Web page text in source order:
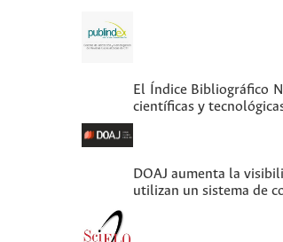
El Índice Bibliográfico
científicas y
DOAJ aumenta la
utilizan un sistema de